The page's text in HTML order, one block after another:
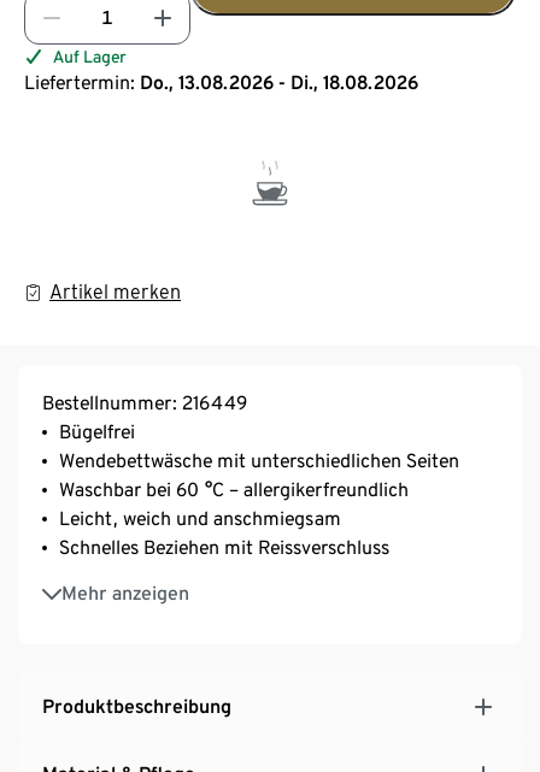
Auf Lager
Liefertermin: Do., 13.08.2026 - Di., 18.08.2026
Artikel merken
Bestellnummer: 216449
Bügelfrei
Wendebettwäsche mit unterschiedlichen Seiten
Waschbar bei 60 °C – allergikerfreundlich
Leicht, weich und anschmiegsam
Schnelles Beziehen mit Reissverschluss
Mehr anzeigen
Schnelltrocknend
Aus recyceltem Material
Produktbeschreibung